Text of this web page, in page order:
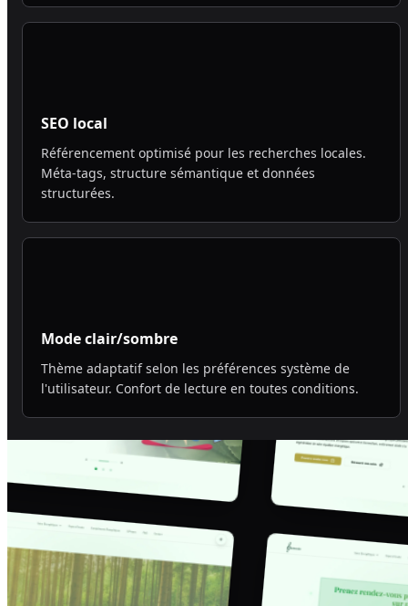
SEO local
Référencement optimisé pour les recherches locales.
Méta-tags, structure sémantique et données
structurées.
Mode clair/sombre
Thème adaptatif selon les préférences système de
l'utilisateur. Confort de lecture en toutes conditions.